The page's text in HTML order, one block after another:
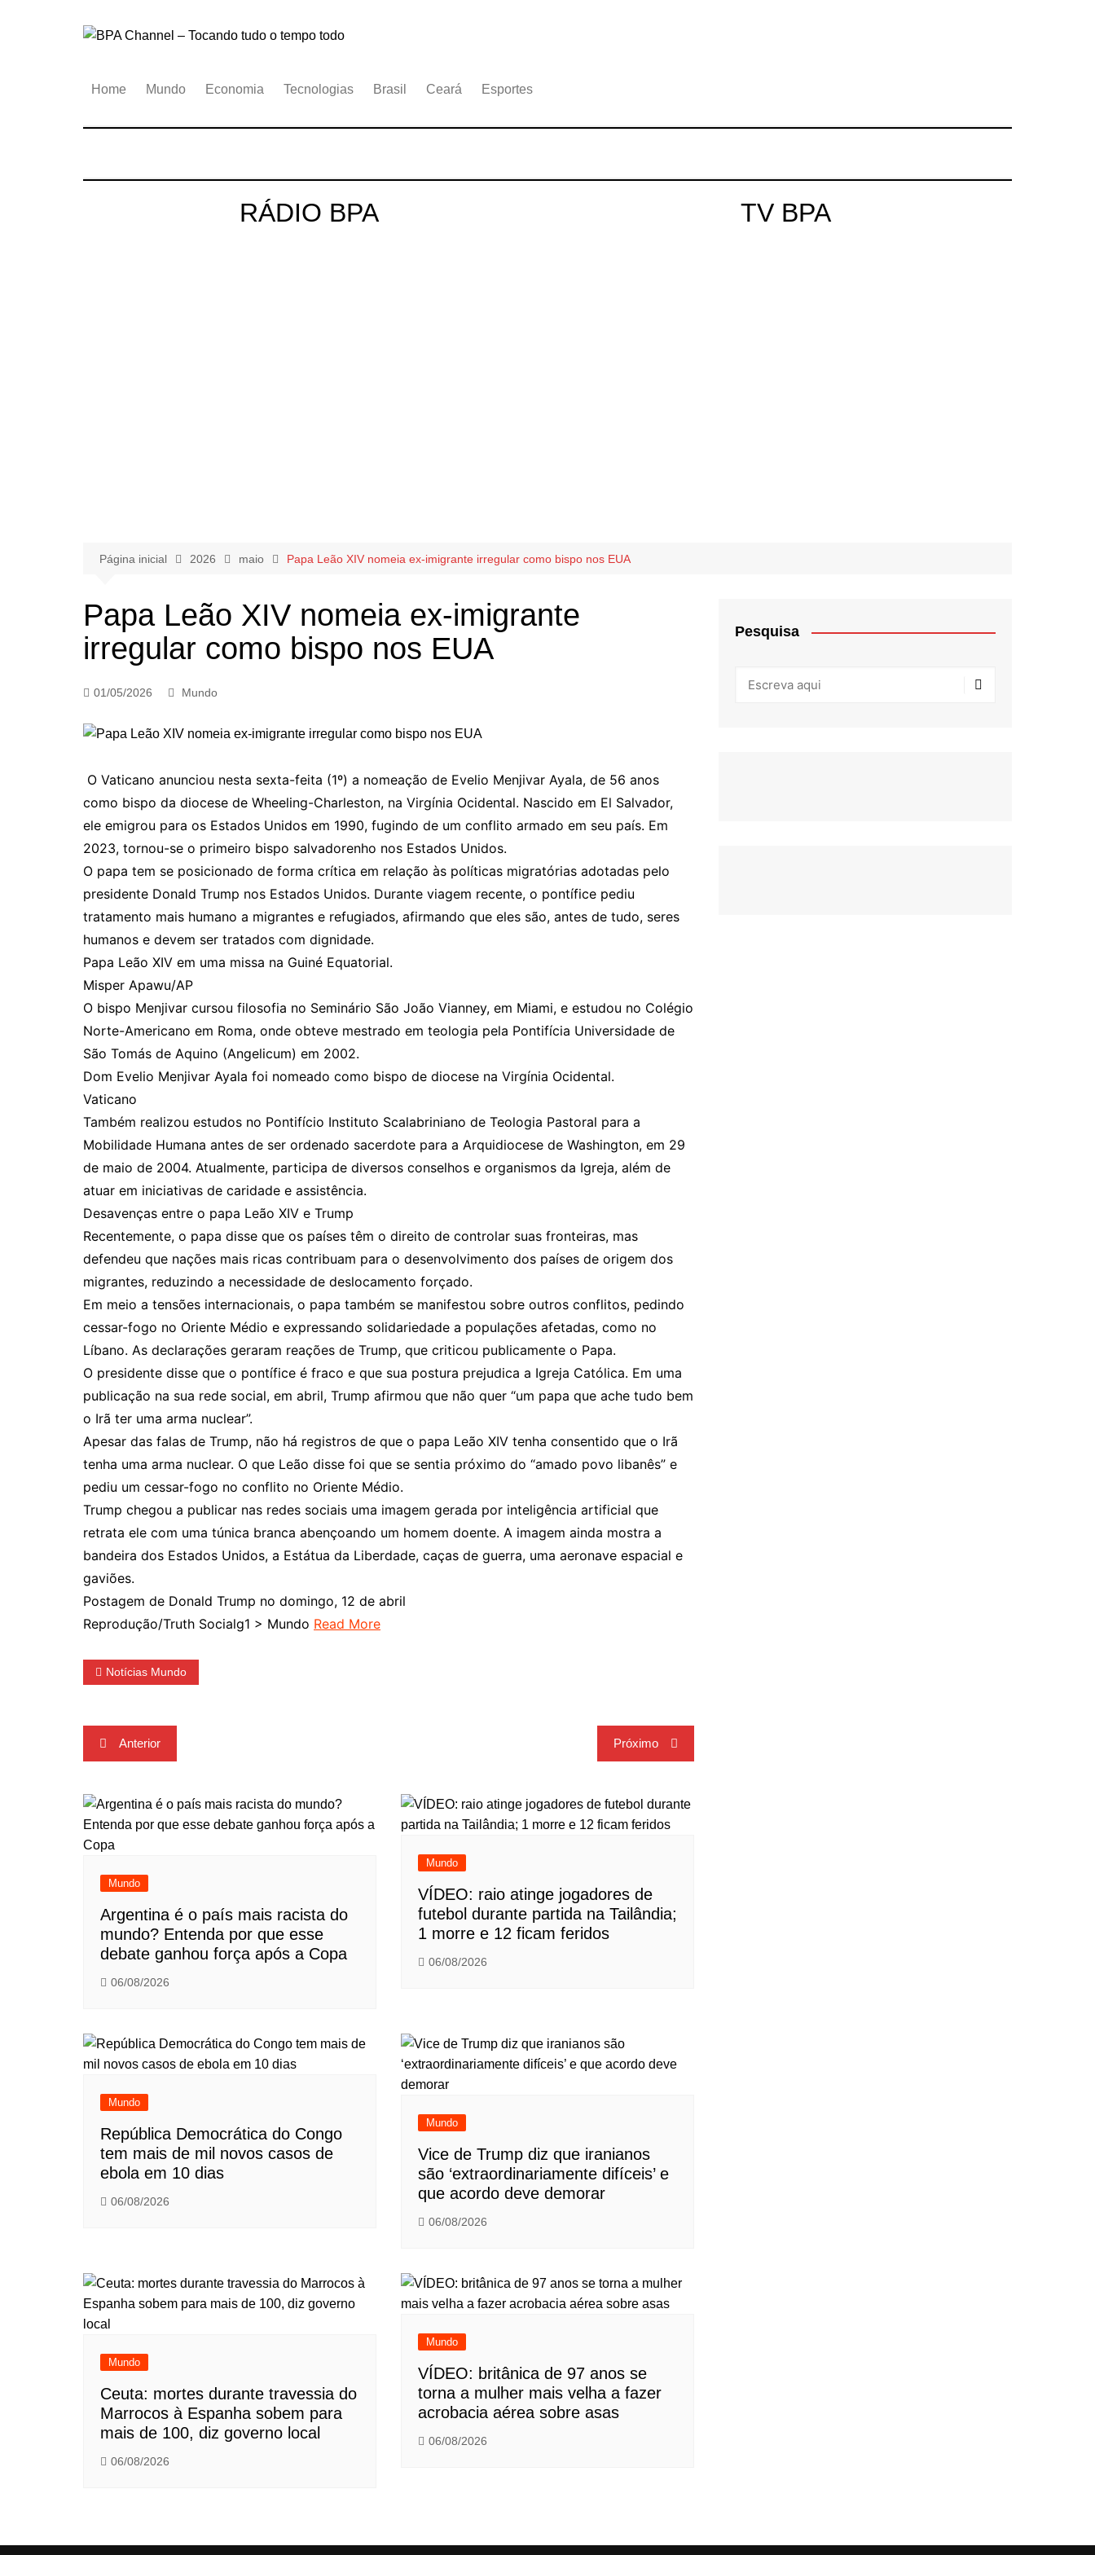
Home
Mundo Economia Tecnologias Brasil Ceará Esportes
RÁDIO BPA TV BPA
Página inicial 2026 maio Papa Leão XIV nomeia ex-imigrante irregular como bispo nos EUA
Papa Leão XIV nomeia ex-imigrante
irregular como bispo nos EUA
01/05/2026 Mundo
O Vaticano anunciou nesta sexta-feita (1º) a nomeação de Evelio Menjivar Ayala, de 56 anos
como bispo da diocese de Wheeling-Charleston, na Virgínia Ocidental. Nascido em El Salvador,
ele emigrou para os Estados Unidos em 1990, fugindo de um conflito armado em seu país. Em
2023, tornou-se o primeiro bispo salvadorenho nos Estados Unidos.
O papa tem se posicionado de forma crítica em relação às políticas migratórias adotadas pelo
presidente Donald Trump nos Estados Unidos. Durante viagem recente, o pontífice pediu
tratamento mais humano a migrantes e refugiados, afirmando que eles são, antes de tudo, seres
humanos e devem ser tratados com dignidade.
Papa Leão XIV em uma missa na Guiné Equatorial.
Misper Apawu/AP
O bispo Menjivar cursou filosofia no Seminário São João Vianney, em Miami, e estudou no Colégio
Norte-Americano em Roma, onde obteve mestrado em teologia pela Pontifícia Universidade de
São Tomás de Aquino (Angelicum) em 2002.
Dom Evelio Menjivar Ayala foi nomeado como bispo de diocese na Virgínia Ocidental.
Vaticano
Também realizou estudos no Pontifício Instituto Scalabriniano de Teologia Pastoral para a
Mobilidade Humana antes de ser ordenado sacerdote para a Arquidiocese de Washington, em 29
de maio de 2004. Atualmente, participa de diversos conselhos e organismos da Igreja, além de
atuar em iniciativas de caridade e assistência.
Desavenças entre o papa Leão XIV e Trump
Recentemente, o papa disse que os países têm o direito de controlar suas fronteiras, mas
defendeu que nações mais ricas contribuam para o desenvolvimento dos países de origem dos
migrantes, reduzindo a necessidade de deslocamento forçado.
Em meio a tensões internacionais, o papa também se manifestou sobre outros conflitos, pedindo
cessar-fogo no Oriente Médio e expressando solidariedade a populações afetadas, como no
Líbano. As declarações geraram reações de Trump, que criticou publicamente o Papa.
O presidente disse que o pontífice é fraco e que sua postura prejudica a Igreja Católica. Em uma
publicação na sua rede social, em abril, Trump afirmou que não quer “um papa que ache tudo bem
o Irã ter uma arma nuclear”.
Apesar das falas de Trump, não há registros de que o papa Leão XIV tenha consentido que o Irã
tenha uma arma nuclear. O que Leão disse foi que se sentia próximo do “amado povo libanês” e
pediu um cessar-fogo no conflito no Oriente Médio.
Trump chegou a publicar nas redes sociais uma imagem gerada por inteligência artificial que
retrata ele com uma túnica branca abençoando um homem doente. A imagem ainda mostra a
bandeira dos Estados Unidos, a Estátua da Liberdade, caças de guerra, uma aeronave espacial e
gaviões.
Postagem de Donald Trump no domingo, 12 de abril
Reprodução/Truth Socialg1 > Mundo Read More
Notícias Mundo
Navegação
de
Post
Anterior Próximo
Mundo
Argentina é o país mais racista do
mundo? Entenda por que esse
debate ganhou força após a Copa
06/08/2026
Mundo
VÍDEO: raio atinge jogadores de
futebol durante partida na Tailândia;
1 morre e 12 ficam feridos
06/08/2026
Mundo
República Democrática do Congo
tem mais de mil novos casos de
ebola em 10 dias
06/08/2026
Mundo
Vice de Trump diz que iranianos
são ‘extraordinariamente difíceis’ e
que acordo deve demorar
06/08/2026
Mundo
Ceuta: mortes durante travessia do
Marrocos à Espanha sobem para
mais de 100, diz governo local
06/08/2026
Mundo
VÍDEO: britânica de 97 anos se
torna a mulher mais velha a fazer
acrobacia aérea sobre asas
06/08/2026
Pesquisa